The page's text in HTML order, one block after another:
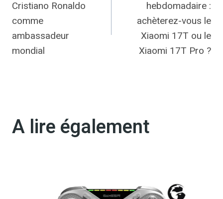
l’article
Cristiano Ronaldo
comme
ambassadeur
mondial
hebdomadaire :
achèterez-vous le
Xiaomi 17T ou le
Xiaomi 17T Pro ?
A lire également